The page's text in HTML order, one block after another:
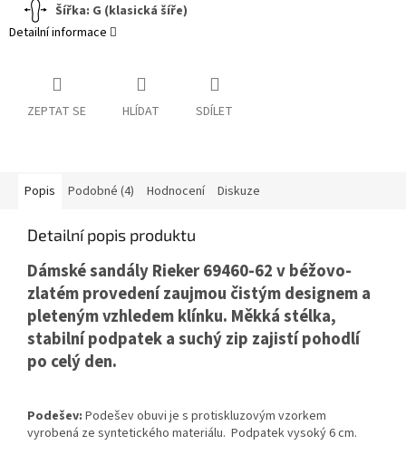
Šířka: G (klasická šíře)
Detailní informace
ZEPTAT SE HLÍDAT SDÍLET
Popis Podobné (4) Hodnocení Diskuze
Detailní popis produktu
Dámské sandályRieker69460-62 v béžovo-
zlatém provedení zaujmou čistým designem a
pleteným vzhledem klínku. Měkká stélka,
stabilní podpatek a suchý zip zajistí pohodlí
po celý den.
Podešev: Podešev obuvi je s protiskluzovým vzorkem
vyrobená ze syntetického materiálu. Podpatek vysoký 6 cm.